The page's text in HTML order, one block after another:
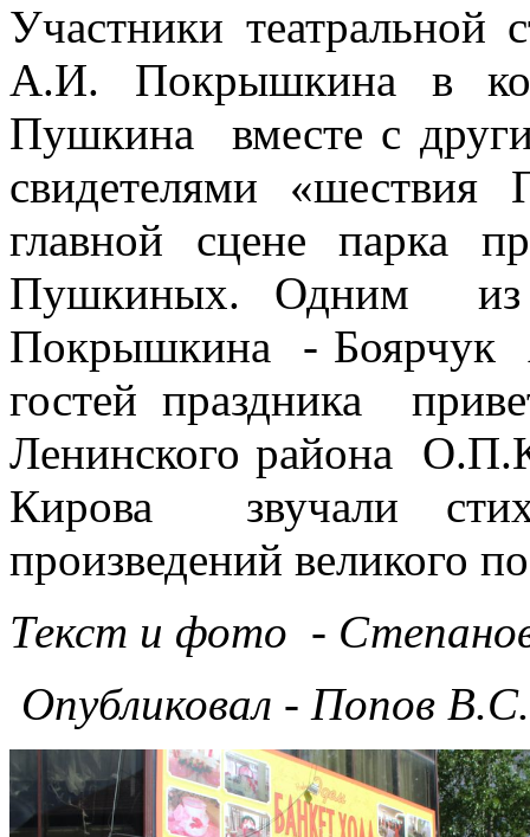
Участники
А.И. Покрышкина в
Пушкина вместе с
свидетелями
главной сцене парка
Пушкиных. Одним
Покрышкина - Боярчук
гостей праздника
Ленинского района
Кирова звучали
произведений великого
Текст и фото -
Опубликовал - Попов В.С.